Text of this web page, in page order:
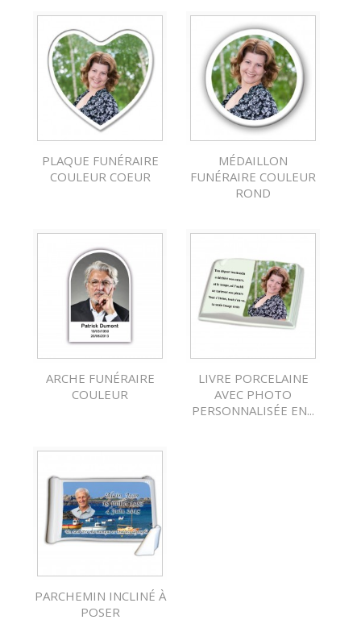
PLAQUE FUNÉRAIRE
COULEUR COEUR
MÉDAILLON
FUNÉRAIRE COULEUR
ROND
ARCHE FUNÉRAIRE
COULEUR
LIVRE PORCELAINE
AVEC PHOTO
PERSONNALISÉE EN...
PARCHEMIN INCLINÉ À
POSER